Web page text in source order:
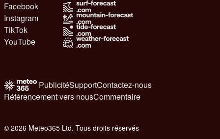
Facebook
Instagram
TikTok
YouTube
PublicitéSupportContactez-nous
Référencement vers nousCommentaire
© 2026 Meteo365 Ltd. Tous droits réservés